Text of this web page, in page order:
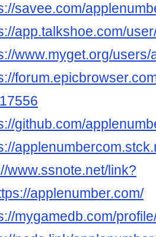
savee.com/
app.talkshoe.com/
www.myget.org/
github.com/
www.ssnote.net/link?
applenumber.com/
mygamedb.com/